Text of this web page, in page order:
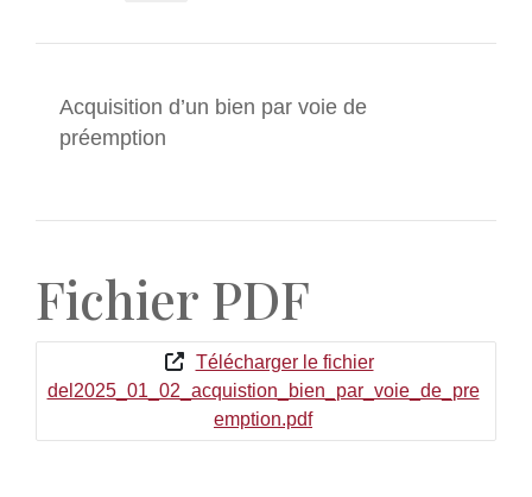
Acquisition d’un bien par voie de
préemption
Fichier PDF
Télécharger le fichier
del2025_01_02_acquistion_bien_par_voie_de_pre
emption.pdf